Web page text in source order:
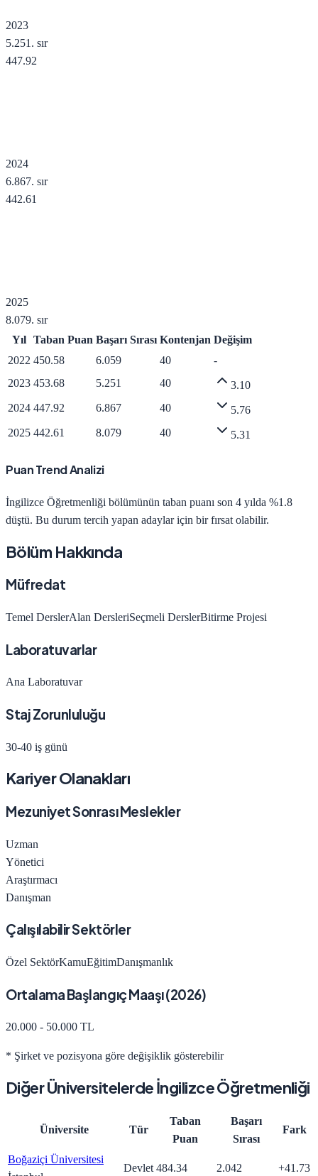
2023
5.251 . sır
447.92
2024
6.867. sır
442.61
2025
8.079. sır
Yıl Taban Puan Başarı Sırası Kontenjan Değişim
2022 450.58 6.059 40
-
2023 453.68 5.251 40
3.10
2024 447.92 6.867 40
5.76
2025 442.61 8.079 40 5.31
Puan Trend Analizi
İngilizce Öğretmenliği bölümünün taban puanı son 4 yılda %1.8
düştü. Bu durum tercih yapan adaylar için bir fırsat olabilir.
Bölüm Hakkında
Müfredat
Temel DerslerAlan DersleriSeçmeli DerslerBitirme Projesi
Laboratuvarlar
Ana Laboratuvar
Staj Zorunluluğu
30-40 iş günü
Kariyer Olanakları
Mezuniyet Sonrası Meslekler
Uzman
Yönetici
Araştırmacı
Danışman
Çalışılabilir Sektörler
Özel SektörKamuEğitimDanışmanlık
Ortalama Başlangıç Maaşı (2026)
20.000 - 50.000 TL
* Şirket ve pozisyona göre değişiklik gösterebilir
Diğer Üniversitelerdeİngilizce Öğretmenliği
Üniversite Tür
Taban
Puan
Başarı
Sırası
Fark
Boğaziçi Üniversitesi
Devlet 484.34 2.042 +41.73